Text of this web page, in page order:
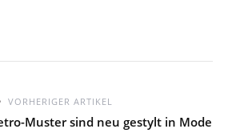
VORHERIGER ARTIKEL
Muster sind neu gestylt in Mode